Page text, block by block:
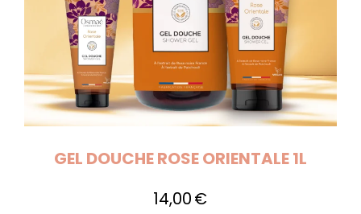
GEL DOUCHE ROSE ORIENTALE 1L
14,00€